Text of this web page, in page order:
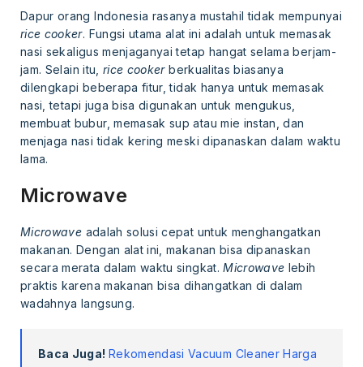
Dapur orang Indonesia rasanya mustahil tidak mempunyai
rice cooker. Fungsi utama alat ini adalah untuk memasak
nasi sekaligus menjaganyai tetap hangat selama berjam-
jam. Selain itu, rice cookerberkualitas biasanya
dilengkapi beberapa fitur, tidak hanya untuk memasak
nasi, tetapi juga bisa digunakan untuk mengukus,
membuat bubur, memasak sup atau mie instan, dan
menjaga nasi tidak kering meski dipanaskan dalam waktu
lama.
Microwave
Microwave adalah solusi cepat untuk menghangatkan
makanan. Dengan alat ini, makanan bisa dipanaskan
secara merata dalam waktu singkat.Microwave lebih
praktis karena makanan bisa dihangatkan di dalam
wadahnya langsung.
Baca Juga! Rekomendasi Vacuum Cleaner Harga